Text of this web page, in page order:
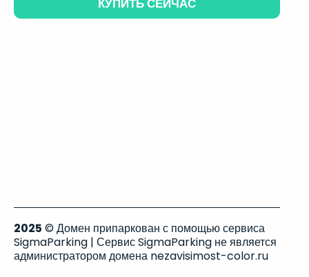
КУПИТЬ СЕЙЧАС
2025 © Домен припаркован с помощью сервиса
SigmaParking | Сервис SigmaParking не является
администратором домена nezavisimost-color.ru